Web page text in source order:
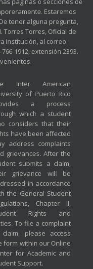
Estaremos
tener alguna pregunta,
Torres Torres, Oficial de
Institución, al correo
1912, extensión 2393.
Inter American
of Puerto Rico
a process
which a student
considers that their
have been affected
address complaints
grievances. After the
submits a claim,
grievance will be
in accordance
the General Student
Chapter II,
Rights and
To file a complaint
please access
form within our Online
for Academic and
Support.